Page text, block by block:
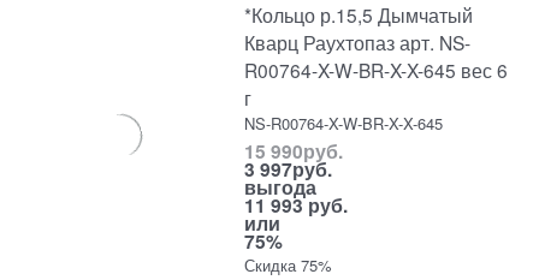
*Кольцо р.15,5 Дымчатый
Кварц Раухтопаз арт. NS-
R00764-X-W-BR-X-X-645 вес 6
г
NS-R00764-X-W-BR-X-X-645
15 990руб.
3 997руб.
выгода
11 993 руб.
или
75%
Скидка 75%